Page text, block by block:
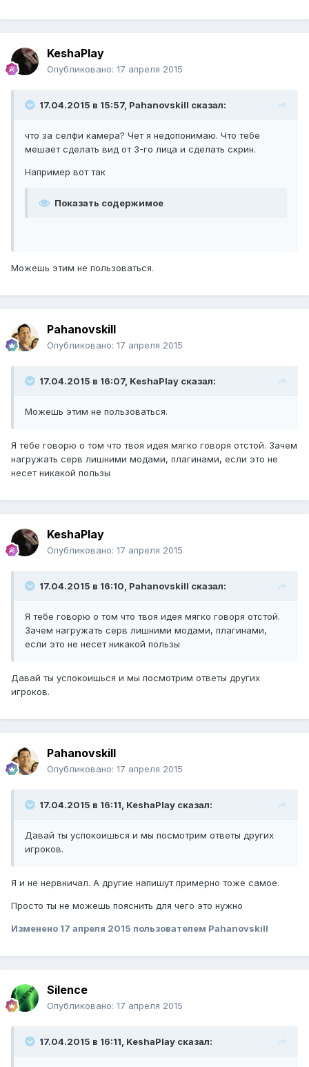
KeshaPlay
Опубликовано: 17 апреля 2015
17.04.2015 в 15:57, Pahanovskill сказал:
что за селфи камера? Чет я недопонимаю. Что тебе
мешает сделать вид от 3-го лица и сделать скрин.
Например вот так
Показать содержимое
Можешь этим не пользоваться.
Pahanovskill
Опубликовано: 17 апреля 2015
17.04.2015 в 16:07, KeshaPlay сказал:
Можешь этим не пользоваться.
Я тебе говорю о том что твоя идея мягко говоря отстой. Зачем
нагружать серв лишними модами, плагинами, если это не
несет никакой пользы
KeshaPlay
Опубликовано: 17 апреля 2015
17.04.2015 в 16:10, Pahanovskill сказал:
Я тебе говорю о том что твоя идея мягко говоря отстой.
Зачем нагружать серв лишними модами, плагинами,
если это не несет никакой пользы
Давай ты успокоишься и мы посмотрим ответы других
игроков.
Pahanovskill
Опубликовано: 17 апреля 2015
17.04.2015 в 16:11, KeshaPlay сказал:
Давай ты успокоишься и мы посмотрим ответы других
игроков.
Я и не нервничал. А другие напишут примерно тоже самое.
Просто ты не можешь пояснить для чего это нужно
Изменено 17 апреля 2015 пользователем Pahanovskill
Silence
Опубликовано: 17 апреля 2015
17.04.2015 в 16:11, KeshaPlay сказал: